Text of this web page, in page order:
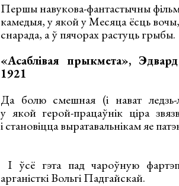
Першы навукова-фантастычны
камедыя, у якой у Месяца ёсць
снарада, а ў пячорах растуць грыбы.
«Асаблівая прыкмета»,
1921
Да болю смешная (і нават ледзь-
у якой герой-працаўнік ціра
і становіцца выратавальнікам яе
І ўсё гэта пад чароўную
арганісткі Вольгі Падгайскай.